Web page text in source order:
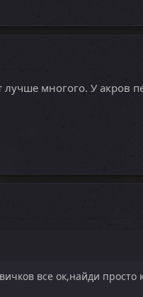
многого. У акров
все ок,найди просто